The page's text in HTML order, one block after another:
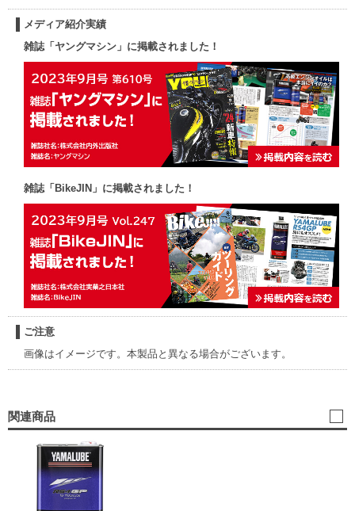
メディア紹介実績
雑誌「ヤングマシン」に掲載されました！
雑誌「BikeJIN」に掲載されました！
ご注意
画像はイメージです。本製品と異なる場合がございます。
関連商品